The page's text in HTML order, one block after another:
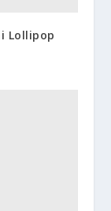
Lollipop